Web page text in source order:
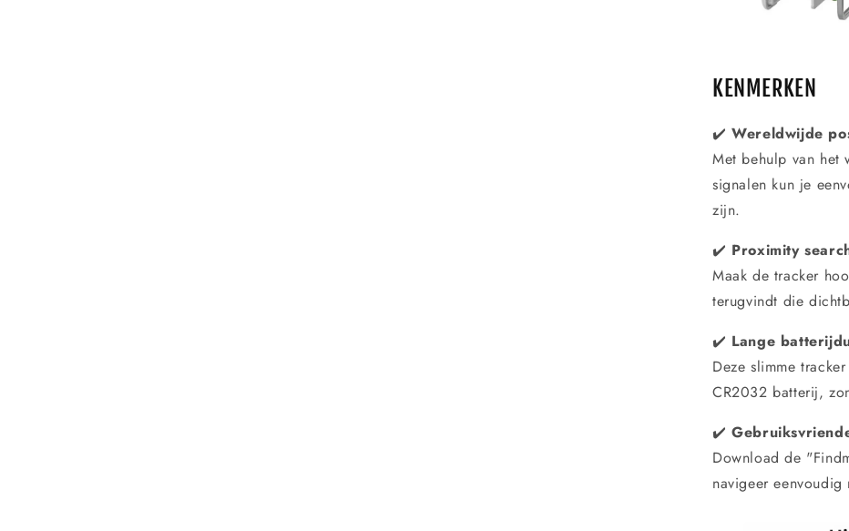
KENMERKEN
✔️Wereldwijde
Met behulp van het
signalen kun je
zijn.
✔️ Proximity
Maak de tracker
terugvindt die
✔️ Lange
Deze slimme
CR2032 batterij,
✔️
Download de
navigeer